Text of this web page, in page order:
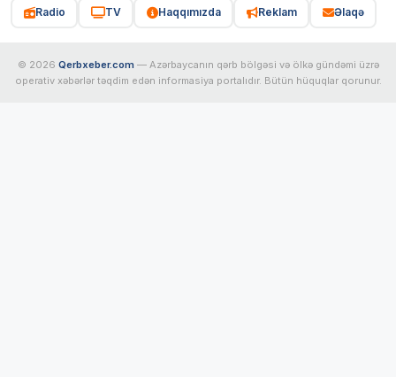
Radio TV Haqqımızda Reklam Əlaqə
© 2026 Qerbxeber.com — Azərbaycanın qərb bölgəsi və ölkə gündəmi üzrə
operativ xəbərlər təqdim edən informasiya portalıdır. Bütün hüquqlar qorunur.